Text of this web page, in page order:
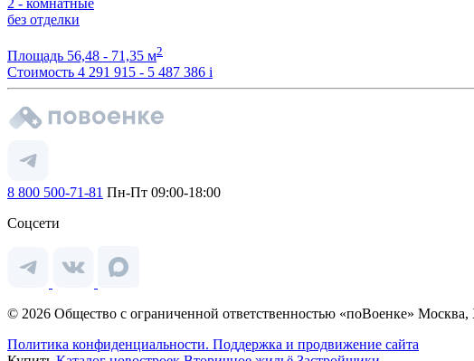
без отделки
Площадь 56,48 - 71,35 м2
Стоимость 4 291 915 - 5 487 386 i
8 800 500-71-81 Пн-Пт 09:00-18:00
Соцсети
© 2026 Общество с ограниченной ответственностью «поВоенке»
Политика конфиденциальности. Поддержка и продвижение сайта